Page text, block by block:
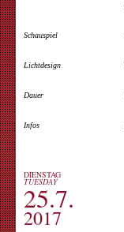
Schauspiel
Lichtdesign
Dauer
Infos
DIENSTAG
TUESDAY
25.7.
2017